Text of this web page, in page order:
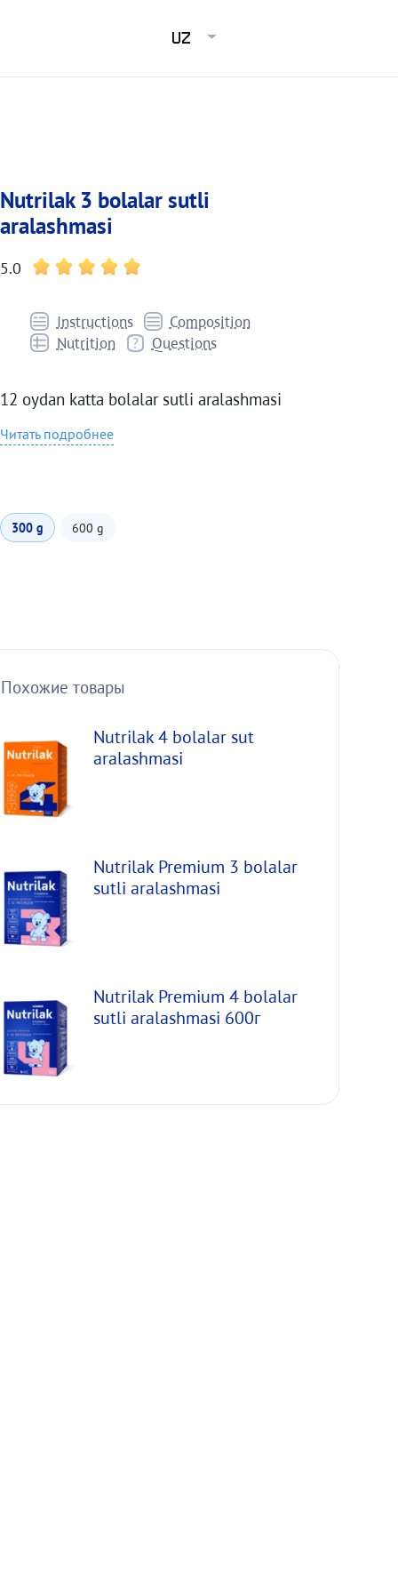
UZ
Nutrilak 3 bolalar sutli
aralashmasi
5.0
Instructions
Composition
Nutrition
Questions
12 oydan katta bolalar sutli aralashmasi
Читать подробнее
300 g 600 g
Похожие товары
Nutrilak 4 bolalar sut
aralashmasi
Nutrilak Premium 3 bolalar
sutli aralashmasi
Nutrilak Premium 4 bolalar
sutli aralashmasi 600г